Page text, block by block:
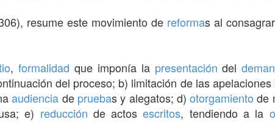
resume este movimiento de reformas al
, formalidad que imponía la presentación del
del proceso; b) limitación de las
audiencia de pruebas y alegatos; d)otorgamiento de
e) reducción de actosescritos, tendiendo a la